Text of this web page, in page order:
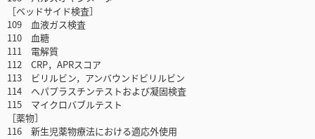
［ベッドサイド検査］
109 血液ガス検査
110 血糖
111 電解質
112 CRP，APRスコア
113 ビリルビン，アンバウンドビリルビン
114 ヘパプラスチンテストおよび凝固検査
115 マイクロバブルテスト
［薬物］
116 新生児薬物療法における適応外使用